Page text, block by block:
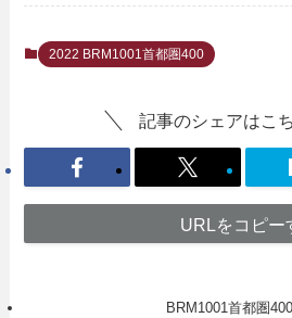
2022 BRM1001首都圏400
記事のシェアはこ
URLをコピー
BRM1001首都圏